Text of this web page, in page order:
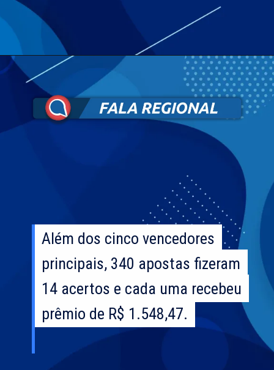
Além dos cinco vencedores
principais, 340 apostas fizeram
14 acertos e cada uma recebeu
prêmio de R$ 1.548,47.
Além dos cinco vencedores
principais, 340 apostas fizeram
14 acertos e cada uma recebeu
prêmio de R$ 1.548,47.